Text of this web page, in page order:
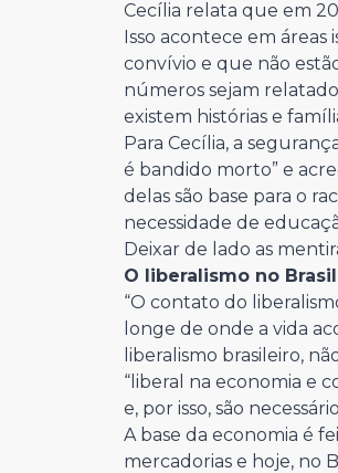
Cecília relata que em
Isso acontece em áreas
convívio e que não
números sejam
existem histórias e
Para Cecília, a
é bandido morto” e
delas são base para o
necessidade de
Deixar de lado as
O liberalismo no Brasil
“O contato do
longe de onde a vida
liberalismo brasileiro,
“liberal na economia e
e, por isso, são
A base da economia é
mercadorias e hoje, no